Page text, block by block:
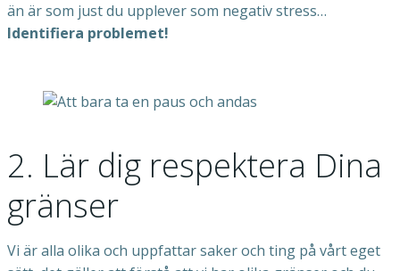
än är som just du upplever som negativ stress…
Identifiera problemet!
2. Lär dig respektera Dina
gränser
Vi är alla olika och uppfattar saker och ting på vårt eget